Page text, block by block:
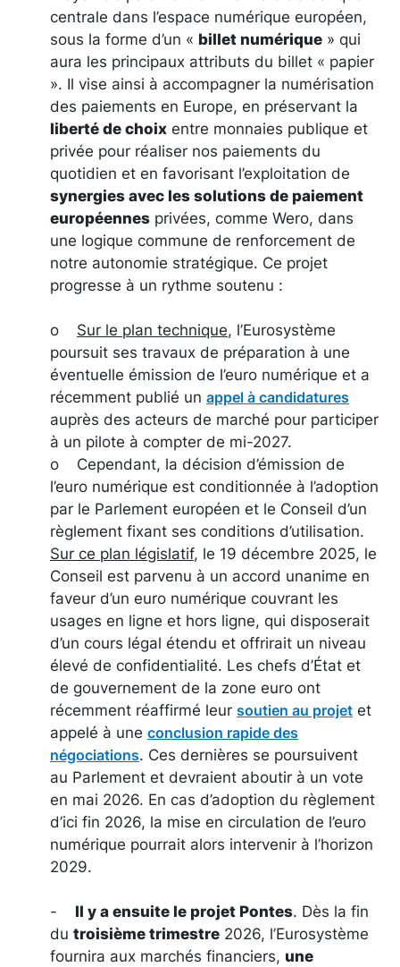
centrale dans l’espace numérique européen,
sous la forme d’un « billet numérique » qui
aura les principaux attributs du billet « papier
». Il vise ainsi à accompagner la numérisation
des paiements en Europe, en préservant la
liberté de choix entre monnaies publique et
privée pour réaliser nos paiements du
quotidien et en favorisant l’exploitation de
synergies avec les solutions de paiement
européennes privées, comme Wero, dans
une logique commune de renforcement de
notre autonomie stratégique. Ce projet
progresse à un rythme soutenu :
o Sur le plan technique, l’Eurosystème
poursuit ses travaux de préparation à une
éventuelle émission de l’euro numérique et a
récemment publié un appel à candidatures
auprès des acteurs de marché pour participer
à un pilote à compter de mi-2027.
o Cependant, la décision d’émission de
l’euro numérique est conditionnée à l’adoption
par le Parlement européen et le Conseil d’un
règlement fixant ses conditions d’utilisation.
Sur ce plan législatif, le 19 décembre 2025, le
Conseil est parvenu à un accord unanime en
faveur d’un euro numérique couvrant les
usages en ligne et hors ligne, qui disposerait
d’un cours légal étendu et offrirait un niveau
élevé de confidentialité. Les chefs d’État et
de gouvernement de la zone euro ont
récemment réaffirmé leur soutien au projet et
appelé à une conclusion rapide des
négociations. Ces dernières se poursuivent
au Parlement et devraient aboutir à un vote
en mai 2026. En cas d’adoption du règlement
d’ici fin 2026, la mise en circulation de l’euro
numérique pourrait alors intervenir à l’horizon
2029.
- Il y a ensuite le projet Pontes. Dès la fin
du troisième trimestre 2026, l’Eurosystème
fournira aux marchés financiers, une